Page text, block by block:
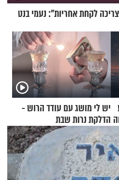
לקחת אחריות": נעמי בנט
יש לי מושג עם עודד הרוש -
הדלקת נרות שבת